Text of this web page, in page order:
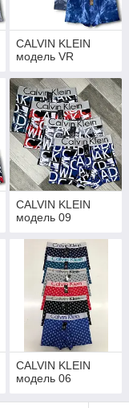
CALVIN KLEIN
модель VR
CALVIN KLEIN
модель 09
CALVIN KLEIN
модель 06